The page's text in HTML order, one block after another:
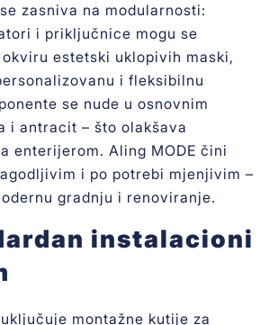
zasniva na modularnosti:
i priključnice mogu se
estetski uklopivih maski,
i fleksibilnu
se nude u osnovnim
i antracit – što olakšava
enterijerom. Aling MODE čini
i po potrebi mjenjivim –
gradnju i renoviranje.
instalacioni
montažne kutije za